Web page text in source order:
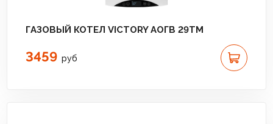
ГАЗОВЫЙ КОТЕЛ VICTORY АОГВ 29TM
3459 руб